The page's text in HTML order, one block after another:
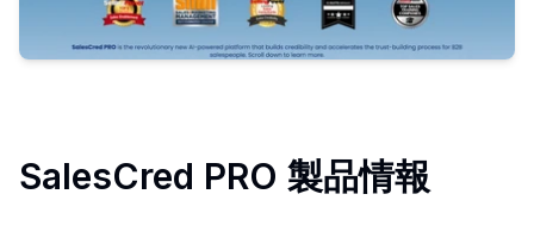
SalesCred PRO 製品情報